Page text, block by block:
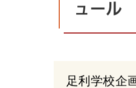
ュール
足利学校企